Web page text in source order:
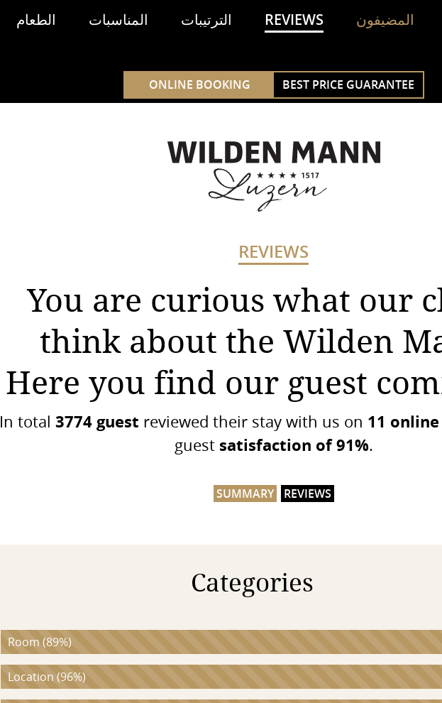
الطعام المناسبات الترتيبات REVIEWS المضيفون
ONLINE BOOKING BEST PRICE GUARANTEE
REVIEWS
You are curious what our
think about the Wilden
Here you find our guest
In total3774 guest reviewed their stay with us on 11
guest satisfaction of 91%.
SUMMARY REVIEWS
Categories
Room (89%)
Location (96%)